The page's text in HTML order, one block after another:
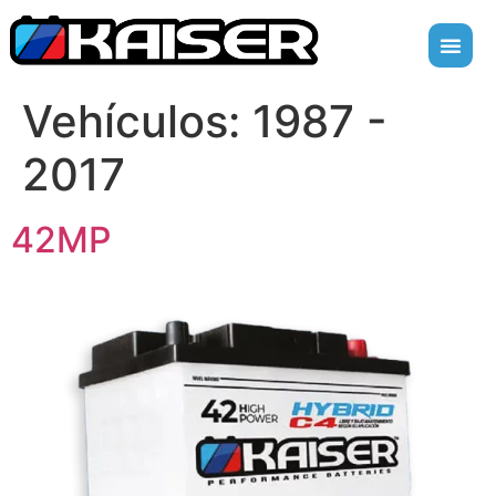
Vehículos: 1987 -
2017
42MP